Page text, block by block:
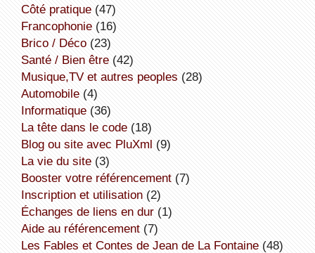
côté pratique(47)
Francophonie(16)
Brico / Déco(23)
Santé / Bien être(42)
Musique,TV et autres peoples (28)
Automobile(4)
informatique(36)
la tête dans le code(18)
Blog ou site avec PluXml (9)
la vie du site(3)
booster votre référencement(7)
inscription et utilisation(2)
échanges de liens en dur(1)
aide au référencement(7)
Les Fables et Contes de Jean de La Fontaine(48)